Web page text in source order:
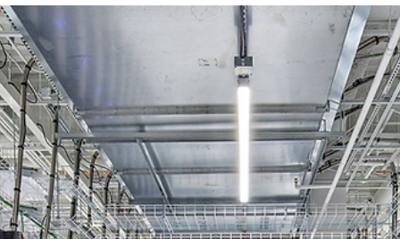
Guerra dos chips: como Taiwan, China, EUA e
disputam o futuro da IA
A IA depende de fábricas, memória, energia e máquinas
por poucas empresas. Entenda como a guerra dos chips afeta o
Brasil.